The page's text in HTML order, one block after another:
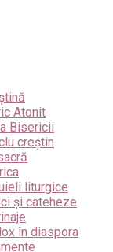
Atonit
Bisericii
creștin
liturgice
și cateheze
în diaspora